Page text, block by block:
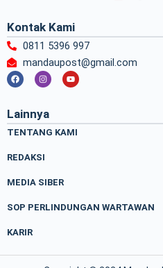
Lainnya
TENTANG KAMI
REDAKSI
MEDIA SIBER
SOP PERLINDUNGAN WARTAWAN
KARIR
Kontak Kami
0811 5396 997
mandaupost@gmail.com
F
a
c
o
o
k
I
n
s
g
r
a
Y
o
u
e